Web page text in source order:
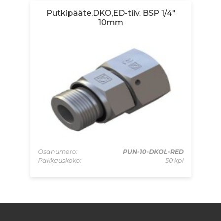
Putkipääte,DKO,ED-tiiv. BSP 1/4"
10mm
Osanumero:
PUN-10-DKOL-RED
Pakkauskoko:
50 kpl